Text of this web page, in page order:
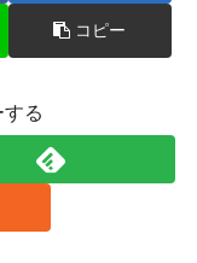
コピー
る